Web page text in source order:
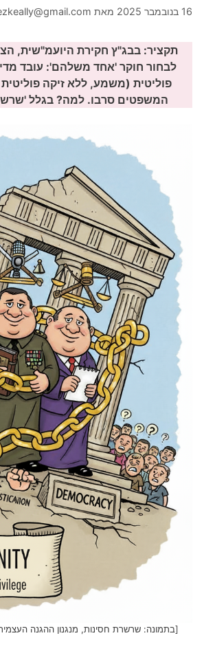
16 בנובמבר 2025 מאת
תקציר: בבג"ץ חקירת היועמ"שית,
לבחור חוקר 'אחד משלהם': עובד
פוליטית (משמע, ללא זיקה
המשפטים סרבו. למה? בגלל
[בתמונה: שרשרת חסינות, מנגנון ההגנה